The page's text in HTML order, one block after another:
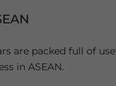
are packed full of
in ASEAN.